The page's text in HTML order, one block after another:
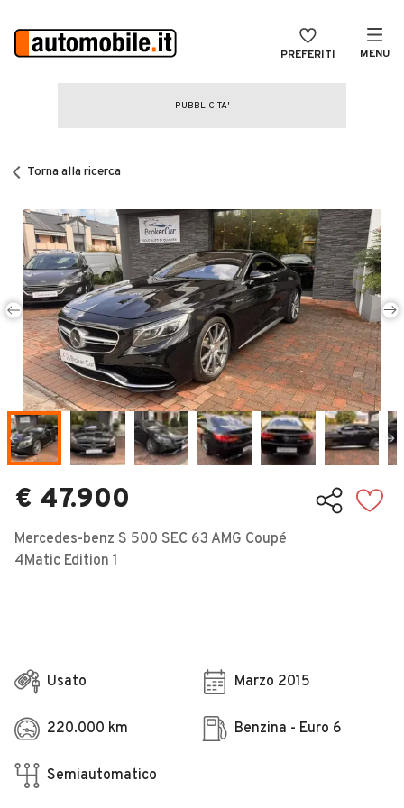
PREFERITI MENU
CERCA
Auto Nuove
Noleggio a lungo termine
Auto d'epoca
Moto
Camper
Veicoli Commerciali
Concessionari
Torna alla ricerca
€ 47.900
Mercedes-benz S 500 SEC 63 AMG Coupé
4Matic Edition 1
Usato Marzo 2015
220.000 km Benzina - Euro 6
Semiautomatico